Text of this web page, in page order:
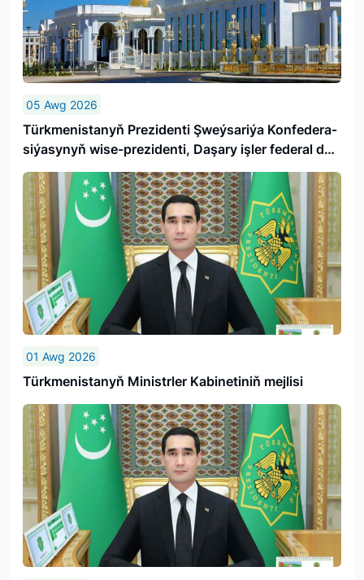
05 Awg 2026
Türk­me­nis­ta­nyň Prezidenti Şweý­sa­ri­ýa Kon­fe­de­ra­
si­ýa­sy­nyň wi­se-prezidenti, Da­şa­ry iş­ler fe­de­ral de­
par­ta­men­ti­niň baş­ly­gy­ny ka­bul et­di
01 Awg 2026
Türkmenistanyň Ministrler Kabinetiniň mejlisi